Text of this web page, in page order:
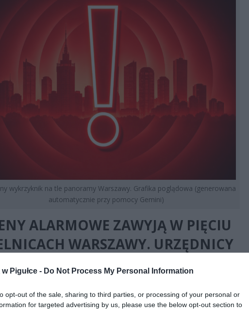
Pigułce - Do Not Process My Personal Information
opt-out of the sale, sharing to third parties, or processing of your personal or
for targeted advertising by us, please use the below opt-out section to
wykrzyknik na tle panoramy Warszawy. Grafika poglądowa (generowana
automatycznie przy pomocy Gemini)
ALARMOWE ZAWYJĄ W PIĘCIU
WARSZAWY. URZĘDNICY